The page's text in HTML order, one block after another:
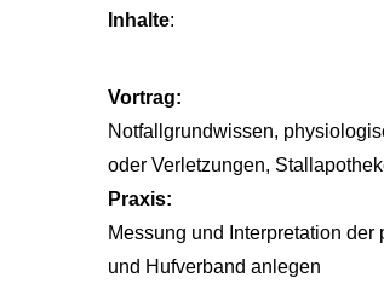
Inhalte:
Vortrag:
Notfallgrundwissen,
oder Verletzungen,
Praxis:
Messung und Interpretation
und Hufverband anlegen